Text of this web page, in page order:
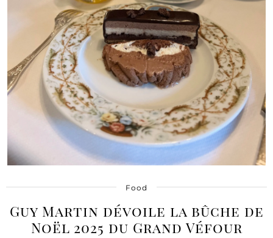
Food
Guy Martin dévoile la bûche de
Noël 2025 du Grand Véfour